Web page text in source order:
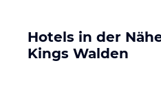
Hotels in der
Kings Walden